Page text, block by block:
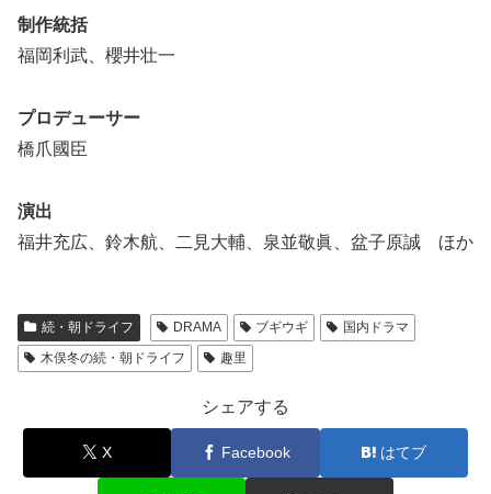
制作統括
福岡利武、櫻井壮一
プロデューサー
橋爪國臣
演出
福井充広、鈴木航、二見大輔、泉並敬眞、盆子原誠 ほか
続・朝ドライフ DRAMA ブギウギ
国内ドラマ
木俣冬の続・朝ドライフ
趣里
シェアする
X Facebook はてブ